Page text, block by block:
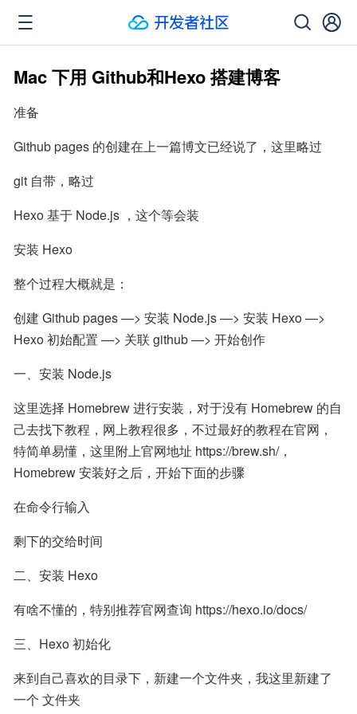
Mac 下用 Github和Hexo 搭建博客
准备
Github pages 的创建在上一篇博文已经说了，这里略过
git 自带，略过
Hexo 基于 Node.js ，这个等会装
安装 Hexo
整个过程大概就是：
创建 Github pages —> 安装 Node.js —> 安装 Hexo —>
Hexo 初始配置 —> 关联 github —> 开始创作
一、安装 Node.js
这里选择 Homebrew 进行安装，对于没有 Homebrew 的自
己去找下教程，网上教程很多，不过最好的教程在官网，
特简单易懂，这里附上官网地址 https://brew.sh/，
Homebrew 安装好之后，开始下面的步骤
在命令行输入
剩下的交给时间
二、安装 Hexo
有啥不懂的，特别推荐官网查询 https://hexo.io/docs/
三、Hexo 初始化
来到自己喜欢的目录下，新建一个文件夹，我这里新建了
一个 文件夹